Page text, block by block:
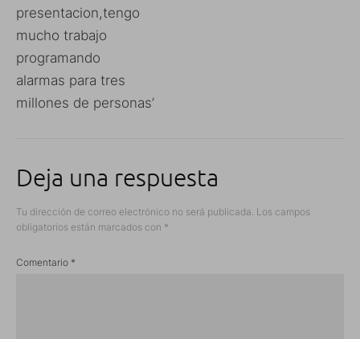
presentacion,tengo
mucho trabajo
programando
alarmas para tres
millones de personas’
Deja una respuesta
Tu dirección de correo electrónico no será publicada. Los campos
obligatorios están marcados con *
Comentario *